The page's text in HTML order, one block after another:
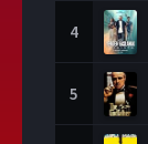
4
5